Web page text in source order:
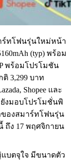
าร์ทโฟนรุ่นใหม่หน้า
(typ) พร้อม
พร้อมโปรโมชัน
3,299 บาท
Shopee และ
ยังมอบโปรโมชั่นพิ
ของสมาร์ทโฟนรุ่น
ถึง 17 พฤศจิกายน
บตจุใจ มีขนาดตัว